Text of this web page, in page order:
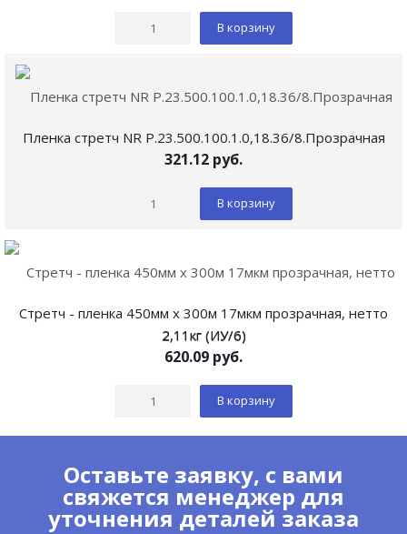
В корзину
Пленка стретч NR Р.23.500.100.1.0,18.36/8.Прозрачная
321.12 руб.
В корзину
Стретч - пленка 450мм х 300м 17мкм прозрачная, нетто
2,11кг (ИУ/6)
620.09 руб.
В корзину
Оставьте заявку, с вами
свяжется менеджер для
уточнения деталей заказа